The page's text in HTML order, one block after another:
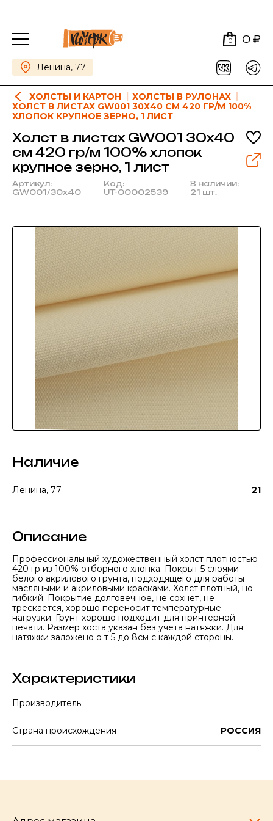
0 0 ₽
Ленина, 77
ХОЛСТЫ И КАРТОН
ХОЛСТЫ В РУЛОНАХ
ХОЛСТ В ЛИСТАХ GW001 30Х40 CМ 420 ГР/М 100%
ХЛОПОК КРУПНОЕ ЗЕРНО, 1 ЛИСТ
Холст в листах GW001 30х40
cм 420 гр/м 100% хлопок
крупное зерно, 1 лист
Артикул:
GW001/30x40
Код:
UT-00002539
В наличии:
21 шт.
Наличие
Ленина, 77 21
Описание
Профессиональный художественный холст плотностью
420 гр из 100% отборного хлопка. Покрыт 5 слоями
белого акрилового грунта, подходящего для работы
масляными и акриловыми красками. Холст плотный, но
гибкий. Покрытие долговечное, не сохнет, не
трескается, хорошо переносит температурные
нагрузки. Грунт хорошо подходит для принтерной
печати. Размер хоста указан без учета натяжки. Для
натяжки заложено о т 5 до 8см с каждой стороны.
Характеристики
Производитель
Страна происхождения РОССИЯ